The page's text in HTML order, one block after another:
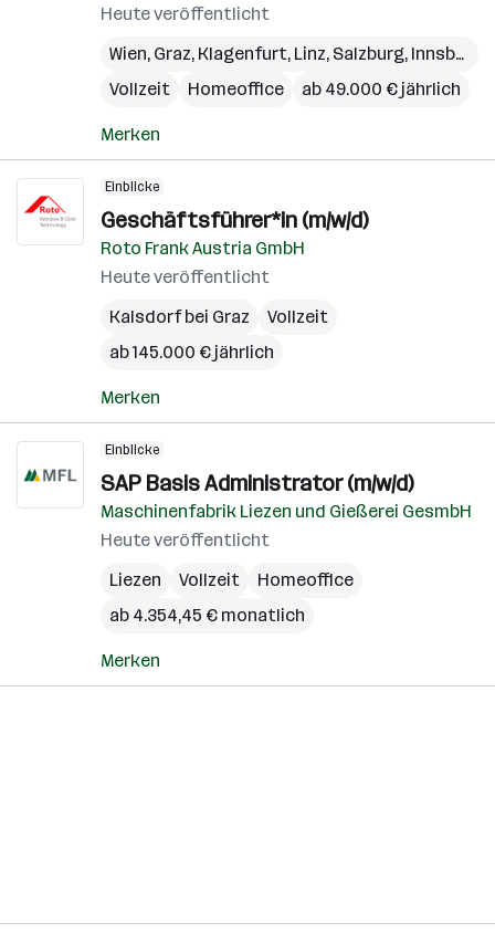
Heute veröffentlicht
Wien, Graz, Klagenfurt, Linz, Salzburg, Innsbruck
Vollzeit
Homeoffice ab 49.000 € jährlich
Merken
Einblicke
Geschäftsführer*in (m/w/d)
Roto Frank Austria GmbH
Heute veröffentlicht
Kalsdorf bei Graz
Vollzeit
ab 145.000 € jährlich
Merken
Einblicke
SAP Basis Administrator (m/w/d)
Maschinenfabrik Liezen und Gießerei GesmbH
Heute veröffentlicht
Liezen
Vollzeit
Homeoffice
ab 4.354,45 € monatlich
Merken